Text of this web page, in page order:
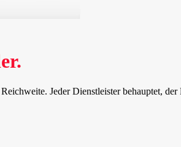
Jeder Dienstleister behauptet,